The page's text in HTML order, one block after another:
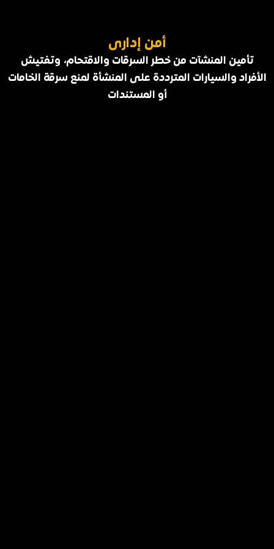
أمن إدارى
تأمين المنشآت من خطر السرقات والاقتحام، وتفتيش
الأفراد والسيارات المترددة على المنشأة لمنع سرقة الخامات
أو المستندات